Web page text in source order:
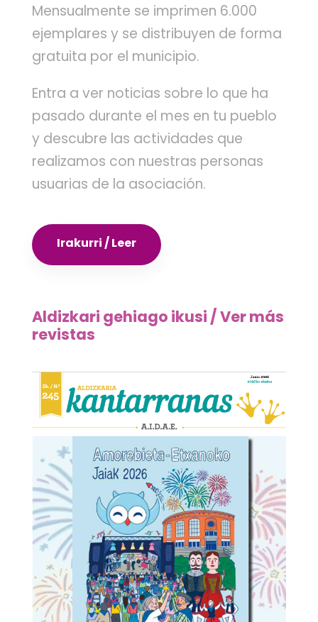
Mensualmente se imprimen 6.000
ejemplares y se distribuyen de forma
gratuita por el municipio.
Entra a ver noticias sobre lo que ha
pasado durante el mes en tu pueblo
y descubre las actividades que
realizamos con nuestras personas
usuarias de la asociación.
Irakurri / Leer
Aldizkari gehiago ikusi / Ver más
revistas